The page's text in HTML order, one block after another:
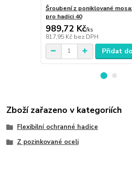
Šroubení z poniklované
pro hadici 40
989,72 Kč/ks
817,95 Kč bez DPH
Přidat
Zboží zařazeno v kategoriích
Flexibilní ochranné hadice
Z pozinkované oceli